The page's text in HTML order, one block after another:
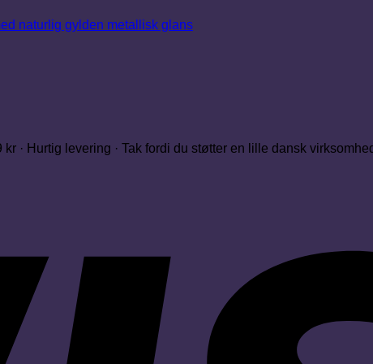
· Hurtig levering · Tak fordi du støtter en lille dansk